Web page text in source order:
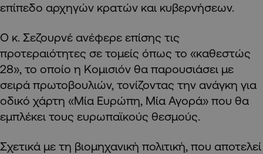
επίπεδο αρχηγών κρατών και κυβερνήσεων.
Ο κ. Σεζουρνέ ανέφερε επίσης τις
προτεραιότητες σε τομείς όπως το «καθεστώς
28», το οποίο η Κομισιόν θα παρουσιάσει με
σειρά πρωτοβουλιών, τονίζοντας την ανάγκη για
οδικό χάρτη «Μία Ευρώπη, Μία Αγορά» που θα
εμπλέκει τους ευρωπαϊκούς θεσμούς.
Σχετικά με τη βιομηχανική πολιτική, που αποτελεί